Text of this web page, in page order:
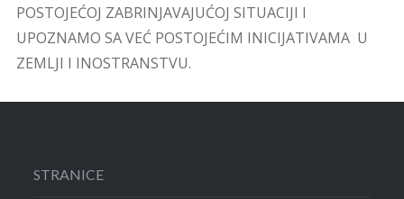
POSTOJEĆOJ ZABRINJAVAJUĆOJ SITUACIJI I
UPOZNAMO SA VEĆ POSTOJEĆIM INICIJATIVAMA U
ZEMLJI I INOSTRANSTVU.
STRANICE